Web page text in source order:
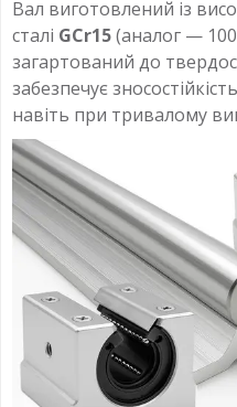
Вал виготовлений із
сталі GCr15(аналог —
загартований до
забезпечує
навіть при тривалому